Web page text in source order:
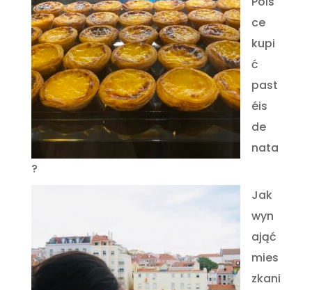
ce
kupi
ć
past
éis
de
nata
?
Jak
wyn
ająć
mies
zkani